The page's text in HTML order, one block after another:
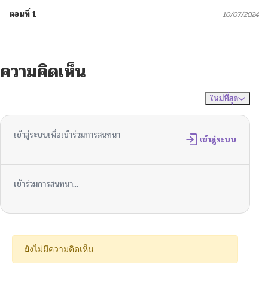
ตอนที่ 1 10/07/2024
ความคิดเห็น
ใหม่ที่สุด
เข้าสู่ระบบเพื่อเข้าร่วมการสนทนา เข้าสู่ระบบ
เข้าร่วมการสนทนา...
ยังไม่มีความคิดเห็น